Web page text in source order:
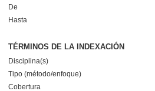
De
Hasta
TÉRMINOS DE LA INDEXACIÓN
Disciplina(s)
Tipo (método/enfoque)
Cobertura